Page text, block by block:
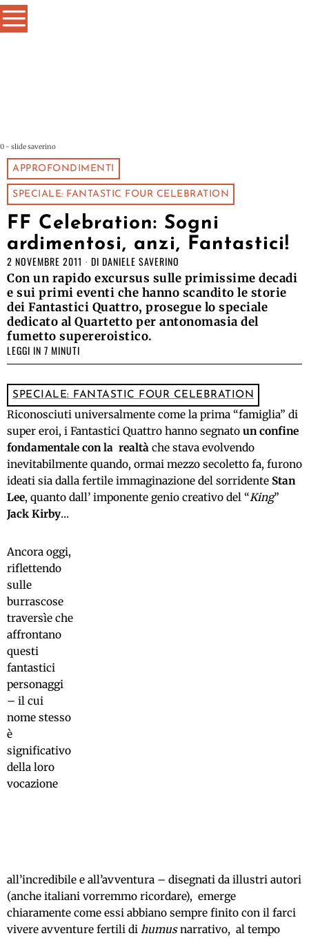
0 - slide saverino
APPROFONDIMENTI
SPECIALE: FANTASTIC FOUR CELEBRATION
FF Celebration: Sogni
ardimentosi, anzi, Fantastici!
2 NOVEMBRE 2011 DI DANIELE SAVERINO
Con un rapido excursus sulle primissime decadi
e sui primi eventi che hanno scandito le storie
dei Fantastici Quattro, prosegue lo speciale
dedicato al Quartetto per antonomasia del
fumetto supereroistico.
LEGGI IN 7 MINUTI
SPECIALE: FANTASTIC FOUR CELEBRATION
Riconosciuti universalmente come la prima “famiglia” di
super eroi, i Fantastici Quattro hanno segnato un confine
fondamentale con la realtà che stava evolvendo
inevitabilmente quando, ormai mezzo secoletto fa, furono
ideati sia dalla fertile immaginazione del sorridente Stan
Lee, quanto dall’ imponente genio creativo del “King”
Jack Kirby…
Ancora oggi,
riflettendo
sulle
burrascose
traversìe che
affrontano
questi
fantastici
personaggi
– il cui
nome stesso
è
significativo
della loro
vocazione
all’incredibile e all’avventura – disegnati da illustri autori
(anche italiani vorremmo ricordare), emerge
chiaramente come essi abbiano sempre finito con il farci
vivere avventure fertili di humusnarrativo, al tempo